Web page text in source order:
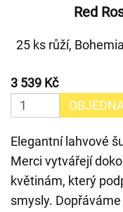
Red
25 ks růží,
3 539 Kč
Elegantní lahvové
Merci vytvářejí
květinám, který
smysly.